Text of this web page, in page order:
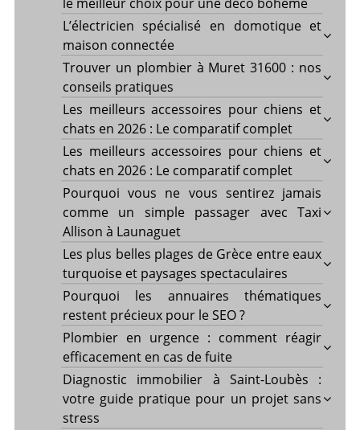
le meilleur choix pour une déco bohème
L’électricien spécialisé en domotique et
maison connectée
Trouver un plombier à Muret 31600 : nos
conseils pratiques
Les meilleurs accessoires pour chiens et
chats en 2026 : Le comparatif complet
Les meilleurs accessoires pour chiens et
chats en 2026 : Le comparatif complet
Pourquoi vous ne vous sentirez jamais
comme un simple passager avec Taxi
Allison à Launaguet
Les plus belles plages de Grèce entre eaux
turquoise et paysages spectaculaires
Pourquoi les annuaires thématiques
restent précieux pour le SEO ?
Plombier en urgence : comment réagir
efficacement en cas de fuite
Diagnostic immobilier à Saint-Loubès :
votre guide pratique pour un projet sans
stress